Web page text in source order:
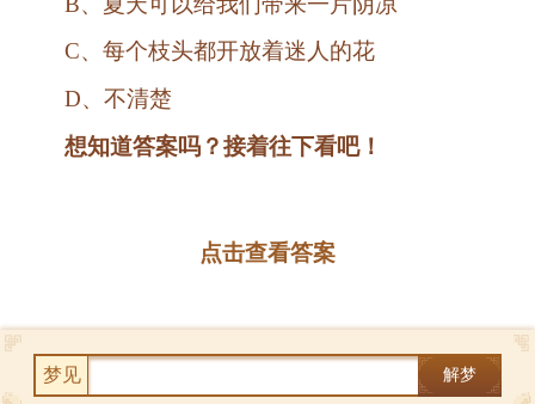
C、每个枝头都开放着迷人的花
D、不清楚
想知道答案吗？接着往下看吧！
点击查看答案
梦见 解梦